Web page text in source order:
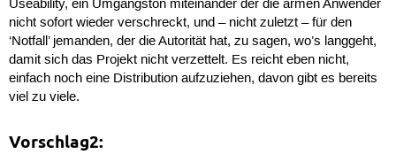
Useability, ein Umgangston miteinander der die armen Anwender
nicht sofort wieder verschreckt, und – nicht zuletzt – für den
‘Notfall’ jemanden, der die Autorität hat, zu sagen, wo’s langgeht,
damit sich das Projekt nicht verzettelt. Es reicht eben nicht,
einfach noch eine Distribution aufzuziehen, davon gibt es bereits
viel zu viele.
Vorschlag2: